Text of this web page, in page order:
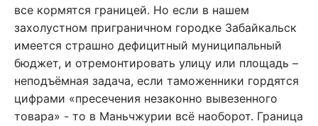
все кормятся границей. Но если в нашем
захолустном приграничном городке Забайкальск
имеется страшно дефицитный муниципальный
бюджет, и отремонтировать улицу или площадь –
неподъёмная задача, если таможенники гордятся
цифрами «пресечения незаконно вывезенного
товара» - то в Маньчжурии всё наоборот. Граница